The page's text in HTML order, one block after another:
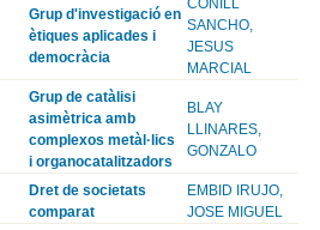
Grup d'investigació en
ètiques aplicades i
democràcia
SANCHO,
JESUS
MARCIAL
Grup de catàlisi
asimètrica amb
complexos metàl·lics
i organocatalitzadors
BLAY
LLINARES,
GONZALO
Dret de societats
comparat
EMBID IRUJO,
JOSE MIGUEL